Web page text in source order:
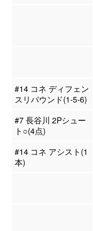
#14 コネ ディフェン
スリバウンド(1-5-6)
#7 長谷川 2Pシュー
ト○(4点)
#14 コネ アシスト(1
本)